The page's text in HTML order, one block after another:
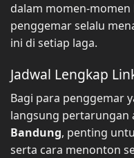
dalam momen-
penggemar selalu
ini di setiap laga.
Jadwal Lengkap
Bagi para penggemar
langsung pertarungan
Bandung, penting
serta cara menonton